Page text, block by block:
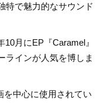
特で魅力的なサウンド
月にEP『Caramel』
ラインが人気を博しま
を中心に使用されてい